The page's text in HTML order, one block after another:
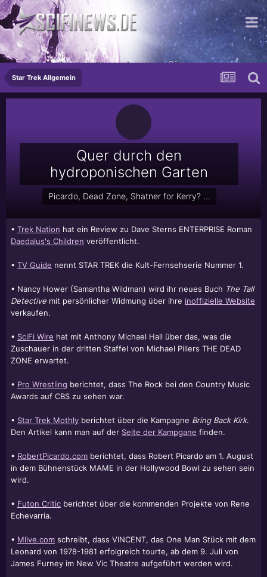
...mit dem einsamen Charme langsamer Sägen
Star Trek Allgemein
Quer durch den
hydroponischen Garten
Picardo, Dead Zone, Shatner for Kerry? ...
• Trek Nation hat ein Review zu Dave Sterns ENTERPRISE Roman
Daedalus's Children veröffentlicht.
• TV Guide nennt STAR TREK die Kult-Fernsehserie Nummer 1.
• Nancy Hower (Samantha Wildman) wird ihr neues Buch The Tall
Detective mit persönlicher Widmung über ihre inoffizielle Website
verkaufen.
• SciFi Wire hat mit Anthony Michael Hall über das, was die
Zuschauer in der dritten Staffel von Michael Pillers THE DEAD
ZONE erwartet.
• Pro Wrestling berichtet, dass The Rock bei den Country Music
Awards auf CBS zu sehen war.
• Star Trek Mothly berichtet über die Kampagne Bring Back Kirk.
Den Artikel kann man auf der Seite der Kampgane finden.
• RobertPicardo.com berichtet, dass Robert Picardo am 1. August
in dem Bühnenstück MAME in der Hollywood Bowl zu sehen sein
wird.
• Futon Critic berichtet über die kommenden Projekte von Rene
Echevarria.
• Mlive.com schreibt, dass VINCENT, das One Man Stück mit dem
Leonard von 1978-1981 erfolgreich tourte, ab dem 9. Juli von
James Furney im New Vic Theatre aufgeführt werden wird.